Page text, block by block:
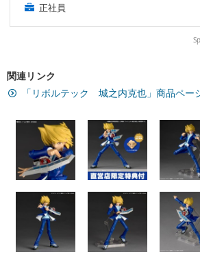
正社員
関連リンク
「リボルテック 城之内克也」商品ペー